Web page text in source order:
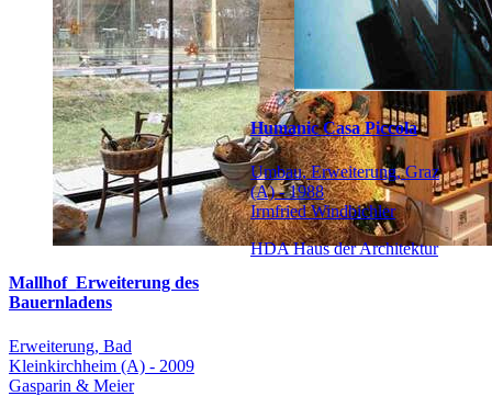
Mallhof_Erweiterung des
Bauernladens
Erweiterung, Bad
Kleinkirchheim (A) - 2009
Gasparin & Meier
Humanic Casa Piccola
Umbau, Erweiterung, Graz
(A) - 1988
Irmfried Windbichler
HDA Haus der Architektur